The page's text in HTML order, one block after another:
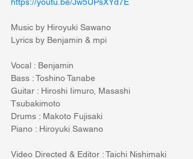
Music by Hiroyuki Sawano
Lyrics by Benjamin & mpi
Vocal : Benjamin
Bass : Toshino Tanabe
Guitar : Hiroshi Iimuro, Masashi
Tsubakimoto
Drums : Makoto Fujisaki
Piano : Hiroyuki Sawano
Video Directed & Editor : Taichi Nishimaki